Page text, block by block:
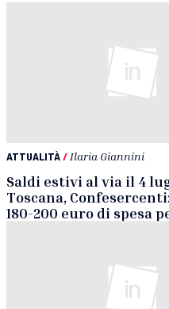
ATTUALITÀ/ Ilaria Giannini
Saldi estivi al via il 4
Toscana,
180-200 euro di spesa